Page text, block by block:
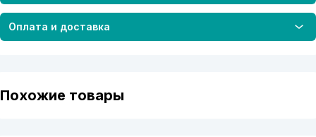
Оплата и доставка
Похожие товары